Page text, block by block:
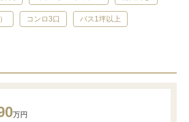
コンロ3口 バス1坪以上
万円